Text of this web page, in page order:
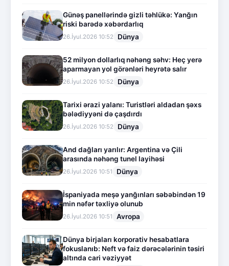
Günəş panellərində gizli təhlükə: Yanğın
riski barədə xəbərdarlıq
26.İyul.2026 10:52 Dünya
52 milyon dollarlıq nəhəng səhv: Heç yerə
aparmayan yol görənləri heyrətə salır
26.İyul.2026 10:52 Dünya
Tarixi ərazi yalanı: Turistləri aldadan şəxs
bələdiyyəni də çaşdırdı
26.İyul.2026 10:52 Dünya
And dağları yarılır: Argentina və Çili
arasında nəhəng tunel layihəsi
26.İyul.2026 10:51 Dünya
İspaniyada meşə yanğınları səbəbindən 19
min nəfər təxliyə olunub
26.İyul.2026 10:51 Avropa
Dünya birjaları korporativ hesabatlara
fokuslanıb: Neft və faiz dərəcələrinin təsiri
altında cari vəziyyət